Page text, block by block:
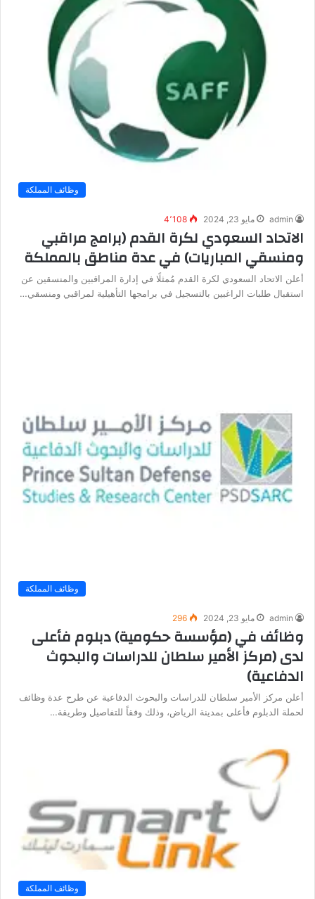
وظائف المملكة
admin مايو 23, 2024 4٬108
الاتحاد السعودي لكرة القدم (برامج مراقبي
ومنسقي المباريات) في عدة مناطق بالمملكة
أعلن الاتحاد السعودي لكرة القدم مُمثلًا في إدارة المراقبين والمنسقين عن
استقبال طلبات الراغبين بالتسجيل في برامجها التأهيلية لمراقبي ومنسقي…
وظائف المملكة
admin مايو 23, 2024 296
وظائف في (مؤسسة حكومية) دبلوم فأعلى
لدى (مركز الأمير سلطان للدراسات والبحوث
الدفاعية)
أعلن مركز الأمير سلطان للدراسات والبحوث الدفاعية عن طرح عدة وظائف
لحملة الدبلوم فأعلى بمدينة الرياض، وذلك وفقاً للتفاصيل وطريقة…
وظائف المملكة